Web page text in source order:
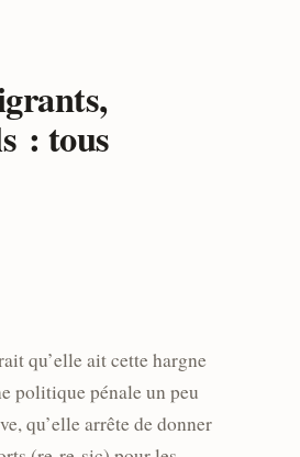
: tous
qu’elle ait cette hargne
politique pénale un peu
qu’elle arrête de donner